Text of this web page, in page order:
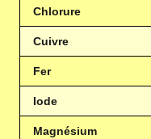
Chlorure
Cuivre
Fer
Iode
Magnésium